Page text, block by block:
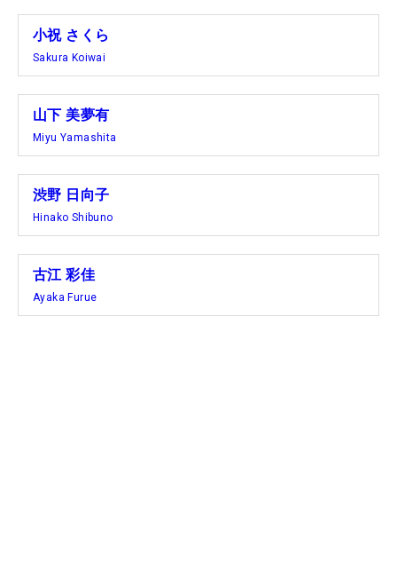
小祝 さくら
Sakura Koiwai
山下 美夢有
Miyu Yamashita
渋野 日向子
Hinako Shibuno
古江 彩佳
Ayaka Furue